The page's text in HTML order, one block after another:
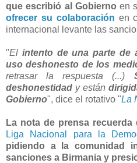
que escribió al Gobierno en
ofrecer su colaboración en
internacional levante las
"El intento de una parte de
uso deshonesto de los
retrasar la respuesta (...)
deshonestidad y están
Gobierno", dice el rotativo "La
La nota de prensa recuerda
Liga Nacional para la
pidiendo a la comunidad
sanciones a Birmania y